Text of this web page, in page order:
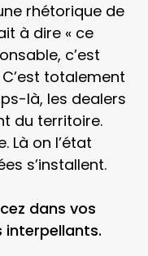
rhétorique de
à dire « ce
c’est
totalement
là, les dealers
du territoire.
Là on l’état
s’installent.
dans vos
interpellants.